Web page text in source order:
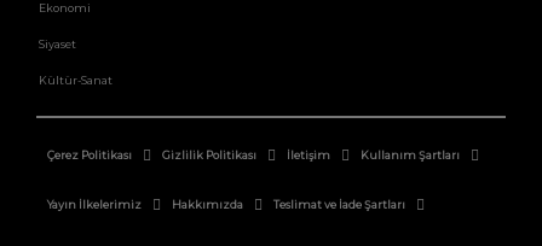
Ekonomi
Siyaset
Kültür-Sanat
Çerez Politikası Gizlilik Politikası İletişim Kullanım Şartları
Yayın İlkelerimiz Hakkımızda Teslimat ve İade Şartları